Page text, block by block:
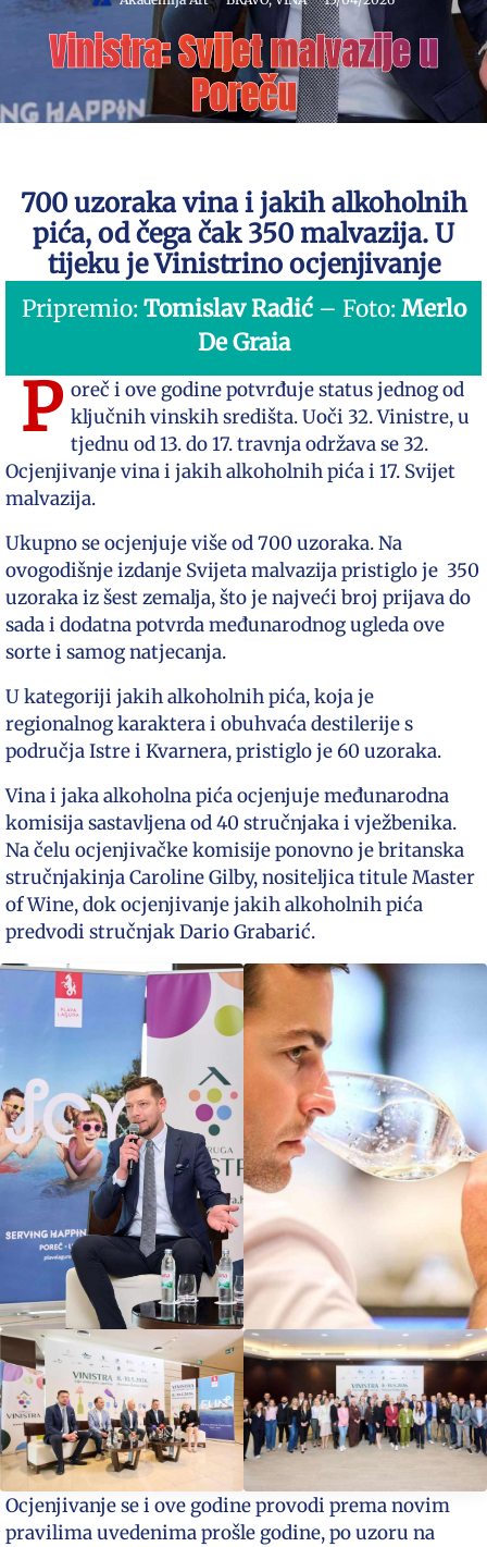
Vinistra: Svijet malvazije u
Poreču
700 uzoraka vina i jakih alkoholnih
pića, od čega čak 350 malvazija. U
tijeku je Vinistrino ocjenjivanje
Pripremio:Tomislav Radić– Foto:Merlo
De Graia
P oreč i ove godine potvrđuje status jednog od
ključnih vinskih središta. Uoči 32. Vinistre, u
tjednu od 13. do 17. travnja održava se 32.
Ocjenjivanje vina i jakih alkoholnih pića i 17. Svijet
malvazija.
Ukupno se ocjenjuje više od 700 uzoraka. Na
ovogodišnje izdanje Svijeta malvazija pristiglo je 350
uzoraka iz šest zemalja, što je najveći broj prijava do
sada i dodatna potvrda međunarodnog ugleda ove
sorte i samog natjecanja.
U kategoriji jakih alkoholnih pića, koja je
regionalnog karaktera i obuhvaća destilerije s
područja Istre i Kvarnera, pristiglo je 60 uzoraka.
Vina i jaka alkoholna pića ocjenjuje međunarodna
komisija sastavljena od 40 stručnjaka i vježbenika.
Na čelu ocjenjivačke komisije ponovno je britanska
stručnjakinja Caroline Gilby, nositeljica titule Master
of Wine, dok ocjenjivanje jakih alkoholnih pića
predvodi stručnjak Dario Grabarić.
Ocjenjivanje se i ove godine provodi prema novim
pravilima uvedenima prošle godine, po uzoru na